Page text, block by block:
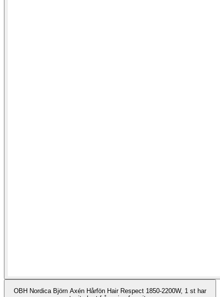
OBH Nordica Björn Axén Hårfön Hair Respect 1850-2200W, 1 st har